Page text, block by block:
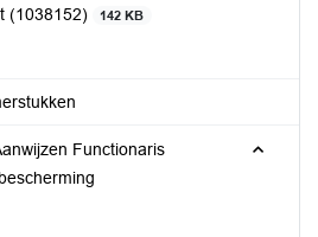
(1038152)
142 KB
Functionaris